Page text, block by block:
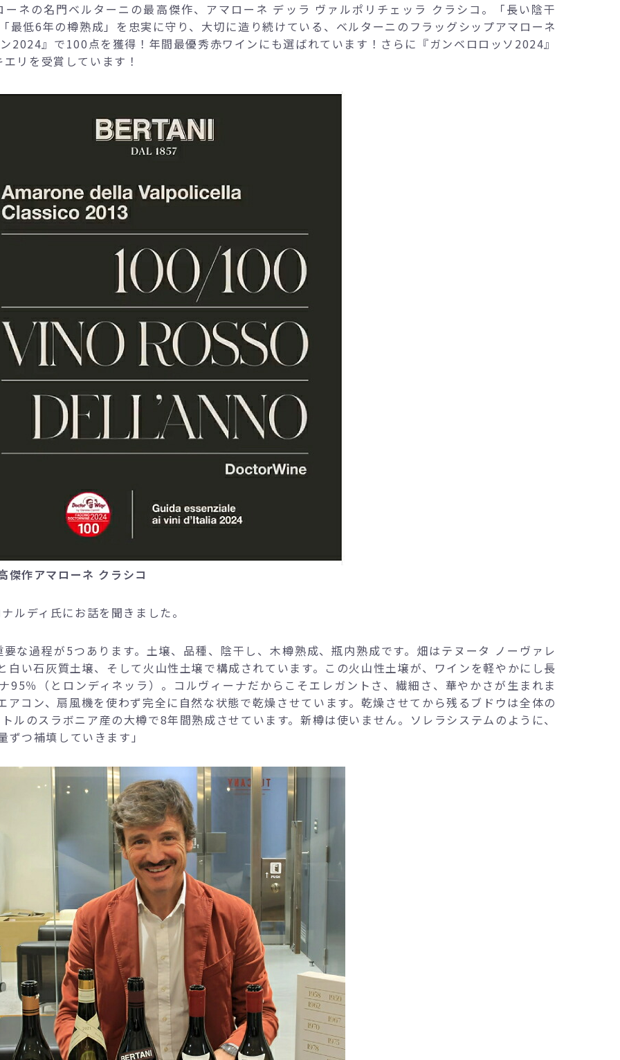
ネの名門ベルターニの最高傑作、アマローネ デッラ ヴァルポリチェッラ クラシコ。「長い陰干
最低6年の樽熟成」を忠実に守り、大切に造り続けている、ベルターニのフラッグシップアマローネ
2024』で100点を獲得！年間最優秀赤ワインにも選ばれています！さらに『ガンベロロッソ2024』
リを受賞しています！
傑作アマローネ クラシコ
ルディ氏にお話を聞きました。
な過程が5つあります。土壌、品種、陰干し、木樽熟成、瓶内熟成です。畑はテヌータ ノーヴァレ
白い石灰質土壌、そして火山性土壌で構成されています。この火山性土壌が、ワインを軽やかにし長
95％（とロンディネッラ）。コルヴィーナだからこそエレガントさ、繊細さ、華やかさが生まれま
コン、扇風機を使わず完全に自然な状態で乾燥させています。乾燥させてから残るブドウは全体の
ルのスラボニア産の大樽で8年間熟成させています。新樽は使いません。ソレラシステムのように、
つ補填していきます」